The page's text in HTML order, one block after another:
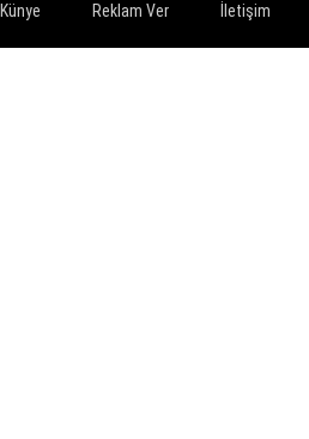
Künye Reklam Ver İletişim